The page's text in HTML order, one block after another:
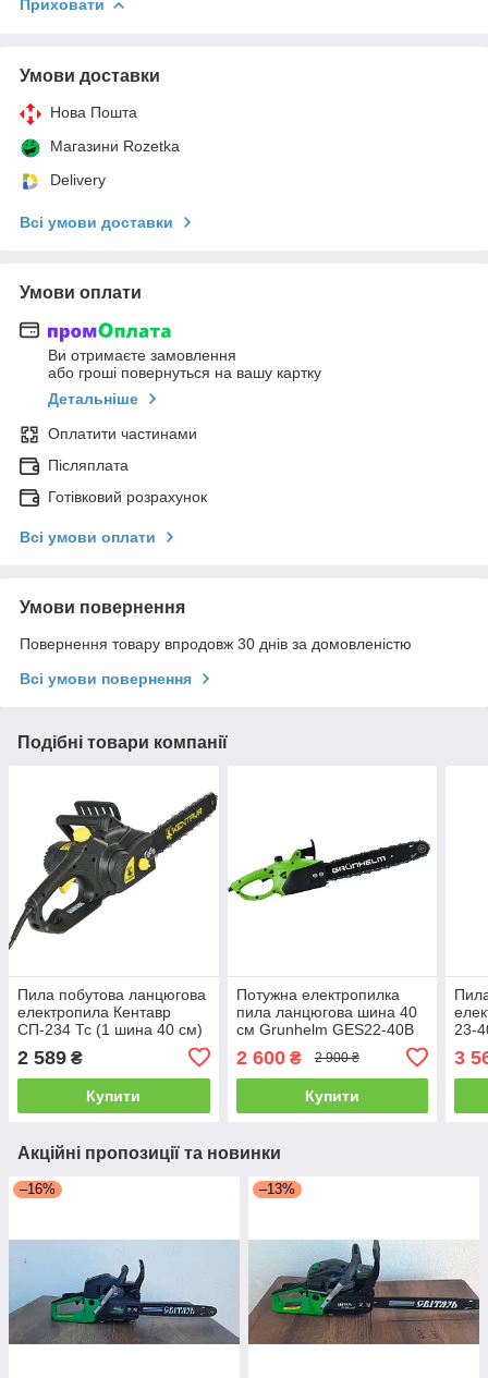
Приховати
Умови доставки
Нова Пошта
Магазини Rozetka
Delivery
Всі умови доставки
Умови оплати
Ви отримаєте замовлення
або гроші повернуться на вашу картку
Детальніше
Оплатити частинами
Післяплата
Готівковий розрахунок
Всі умови оплати
Умови повернення
Повернення товару впродовж 30 днів за домовленістю
Всі умови повернення
Подібні товари компанії
Пила побутова ланцюгова
електропила Кентавр
СП-234 Тс (1 шина 40 см)
для дров, обрізання дерев
2 589 ₴
Купити
Потужна електропилка
пила ланцюгова шина 40
см Grunhelm GES22-40B
обрізання дерев
2 600₴ 2 900 ₴
Купити
23-
3
Акційні пропозиції та новинки
–16% –13%